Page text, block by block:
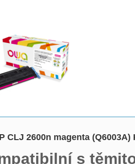
CLJ 2600n magenta (Q6003A)
s